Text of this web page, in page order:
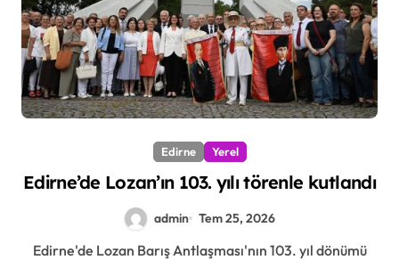
Edirne Yerel
Edirne’de Lozan’ın 103. yılı törenle kutlandı
admin Tem 25, 2026
Edirne'de Lozan Barış Antlaşması'nın 103. yıl dönümü